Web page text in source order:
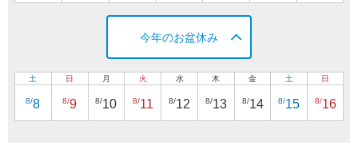
今年のお盆休み
土
8/8
日
8/9
月
8/10
火
8/11
水
8/12
木
8/13
金
8/14
土
8/15
日
8/16